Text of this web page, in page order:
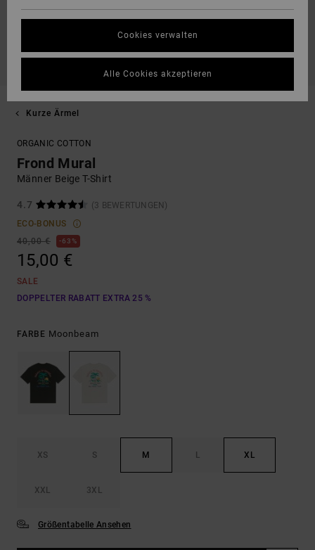
Kurze Ärmel
ORGANIC COTTON
Frond Mural
Männer Beige T-Shirt
4.7
(3 BEWERTUNGEN)
ECO-BONUS
40,00 €
63%
15,00 €
SALE
DOPPELTER RABATT EXTRA 25 %
FARBE Moonbeam
XS S M L XL
XXL 3XL
Größentabelle Ansehen
Cookies verwalten
Alle Cookies akzeptieren